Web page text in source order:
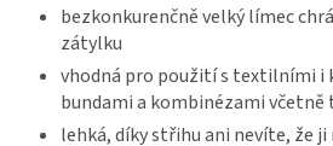
bezkonkurenčně velký límec
zátylku
vhodná pro použití s textilními i
bundami a kombinézami včetně
lehká, díky střihu ani nevíte, že